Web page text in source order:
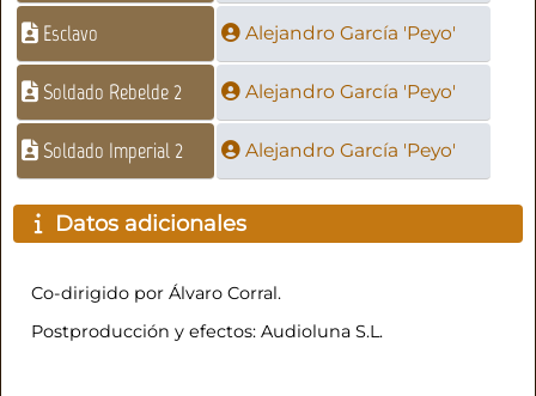
Esclavo Alejandro García 'Peyo'
Soldado Rebelde 2 Alejandro García 'Peyo'
Soldado Imperial 2 Alejandro García 'Peyo'
Datos adicionales
Co-dirigido por Álvaro Corral.
Postproducción y efectos: Audioluna S.L.